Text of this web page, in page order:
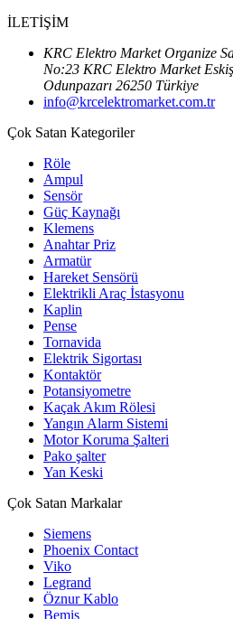
İLETİŞİM
KRC Elektro Market Organize
No:23 KRC Elektro Market
Odunpazarı 26250 Türkiye
info@krcelektromarket.com.tr
Çok Satan Kategoriler
Röle
Ampul
Sensör
Güç Kaynağı
Klemens
Anahtar Priz
Armatür
Hareket Sensörü
Elektrikli Araç İstasyonu
Kaplin
Pense
Tornavida
Elektrik Sigortası
Kontaktör
Potansiyometre
Kaçak Akım Rölesi
Yangın Alarm Sistemi
Motor Koruma Şalteri
Pako şalter
Yan Keski
Çok Satan Markalar
Siemens
Phoenix Contact
Viko
Legrand
Öznur Kablo
Bemis